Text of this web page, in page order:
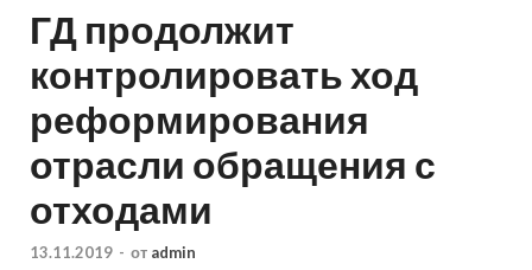
ГД продолжит
контролировать ход
реформирования
отрасли обращения с
отходами
13.11.2019 - от admin